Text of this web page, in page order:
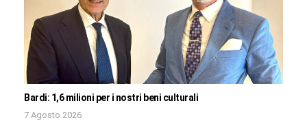
Bardi: 1,6 milioni per i nostri beni culturali
7 Agosto 2026